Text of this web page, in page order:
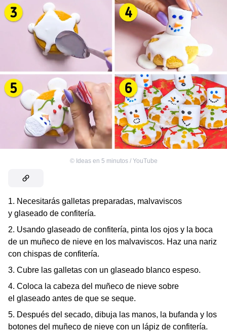
© Ideas en 5 minutos / YouTube
1. Necesitarás galletas preparadas, malvaviscos
y glaseado de confitería.
2. Usando glaseado de confitería, pinta los ojos y la boca
de un muñeco de nieve en los malvaviscos. Haz una nariz
con chispas de confitería.
3. Cubre las galletas con un glaseado blanco espeso.
4. Coloca la cabeza del muñeco de nieve sobre
el glaseado antes de que se seque.
5. Después del secado, dibuja las manos, la bufanda y los
botones del muñeco de nieve con un lápiz de confitería.